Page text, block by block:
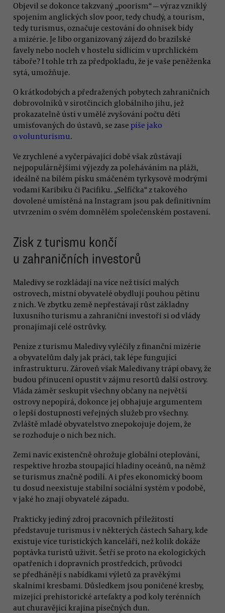
Objevil se dokonce takzvaný „poorism“ — výraz vzniklý
spojením anglických slov poor, tedy chudý, a tourism,
tedy turismus, označuje cestování do ohnisek bídy
a mizérie. Je libo organizovaný zájezd do brazilské
favely nebo nocleh v hostelu sídlícím v uprchlickém
táboře? I tohle trh za předpokladu, že je vaše peněženka
sytá, umožňuje.
O krátkodobých a předražených pobytech zahraničních
dobrovolníků v sirotčincích globálního jihu, jež
prokazatelně ústí v umělé zvyšování počtu dětí
umisťovaných do ústavů, se zase píše jako
o volunturismu.
Ve zrychlené a vyčerpávající době však zůstávají
nejpopulárnějšími výjezdy za poleháváním na pláži,
ideálně na bílém písku smáčeném tyrkysově modrými
vodami Karibiku či Pacifiku. „Selfíčka“ z takového
dovolené umístěná na Instagram jsou pak definitivním
utvrzením o svém domnělém společenském postavení.
Zisk z turismu končí
u zahraničních investorů
Maledivy se rozkládají na více než tisíci malých
ostrovech, místní obyvatelé obydlují pouhou pětinu
z nich. Ve zbytku země nepřestávají růst základny
luxusního turismu a zahraniční investoři si od vlády
pronajímají celé ostrůvky.
Peníze z turismu Maledivy vyléčily z finanční mizérie
a obyvatelům daly jak práci, tak lépe fungující
infrastrukturu. Zároveň však Maledivany trápí obavy, že
budou přinuceni opustit v zájmu resortů další ostrovy.
Vláda záměr seskupit všechny občany na největší
ostrovy nepopírá, dokonce jej obhajuje argumentem
o lepší dostupnosti veřejných služeb pro všechny.
Zvláště mladé obyvatelstvo znepokojuje dojem, že
se rozhoduje o nich bez nich.
Zemi navíc existenčně ohrožuje globální oteplování,
respektive hrozba stoupající hladiny oceánů, na němž
se turismus značně podílí. A i přes ekonomický boom
tu dosud neexistuje stabilní sociální systém v podobě,
v jaké ho znají obyvatelé západu.
Prakticky jediný zdroj pracovních příležitostí
představuje turismus i v některých částech Sahary, kde
existuje více turistických kanceláří, než kolik dokáže
poptávka turistů uživit. Šetří se proto na ekologických
opatřeních i dopravních prostředcích, průvodci
se předhánějí s nabídkami výletů za pravěkými
skalními kresbami. Důsledkem jsou poničené kresby,
mizející prehistorické artefakty a pod koly terénních
aut churavějící krajina písečných dun.